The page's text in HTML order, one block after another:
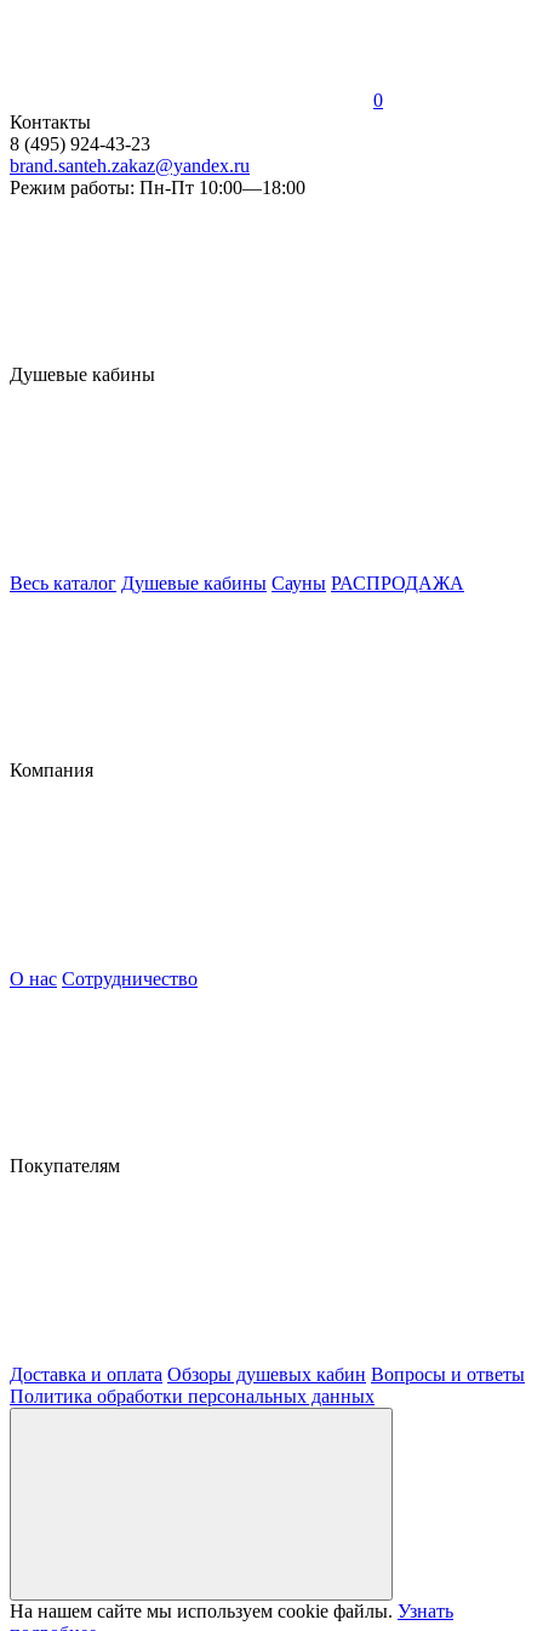
0
Контакты
8 (495) 924-43-23
brand.santeh.zakaz@yandex.ru
Режим работы: Пн-Пт 10:00—18:00
Душевые кабины
Весь каталог Душевые кабины Сауны РАСПРОДАЖА
Компания
О нас Сотрудничество
Покупателям
Доставка и оплата Обзоры душевых кабин Вопросы и ответы
Политика обработки персональных данных
На нашем сайте мы используем cookie файлы. Узнать